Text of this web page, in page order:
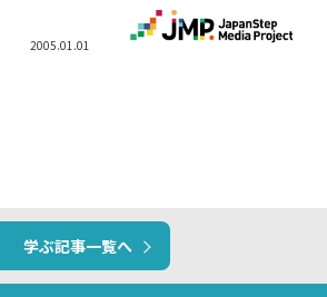
2005.01.01
学ぶ記事一覧へ